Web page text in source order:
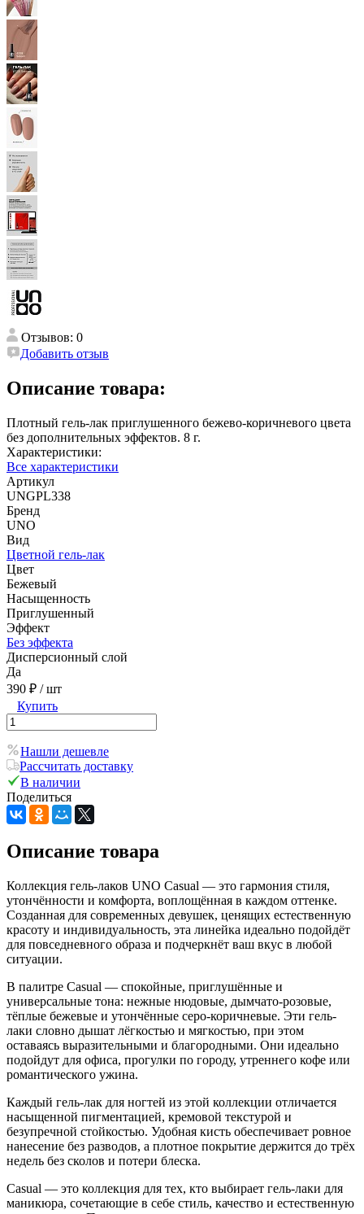
Отзывов: 0
Добавить отзыв
Описание товара:
Плотный гель-лак приглушенного бежево-коричневого цвета
без дополнительных эффектов. 8 г.
Характеристики:
Все характеристики
Артикул
UNGPL338
Бренд
UNO
Вид
Цветной гель-лак
Цвет
Бежевый
Насыщенность
Приглушенный
Эффект
Без эффекта
Дисперсионный слой
Да
390 ₽ / шт
Купить
Нашли дешевле
Рассчитать доставку
В наличии
Поделиться
Описание товара
Коллекция гель-лаков UNO Casual — это гармония стиля,
утончённости и комфорта, воплощённая в каждом оттенке.
Созданная для современных девушек, ценящих естественную
красоту и индивидуальность, эта линейка идеально подойдёт
для повседневного образа и подчеркнёт ваш вкус в любой
ситуации.
В палитре Casual — спокойные, приглушённые и
универсальные тона: нежные нюдовые, дымчато-розовые,
тёплые бежевые и утончённые серо-коричневые. Эти гель-
лаки словно дышат лёгкостью и мягкостью, при этом
оставаясь выразительными и благородными. Они идеально
подойдут для офиса, прогулки по городу, утреннего кофе или
романтического ужина.
Каждый гель-лак для ногтей из этой коллекции отличается
насыщенной пигментацией, кремовой текстурой и
безупречной стойкостью. Удобная кисть обеспечивает ровное
нанесение без разводов, а плотное покрытие держится до трёх
недель без сколов и потери блеска.
Casual — это коллекция для тех, кто выбирает гель-лаки для
маникюра, сочетающие в себе стиль, качество и естественную